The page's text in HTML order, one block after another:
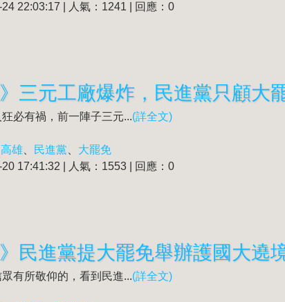
22:03:17 | 人氣：1241 | 回應：0
》三元工廠爆炸，民進黨只顧大
必有禍，前一陣子三元...(詳全文)
高雄 民進黨
大罷免
17:41:32 | 人氣：1553 | 回應：0
民進黨提大罷免舉辦護國大遶
有所敬仰的，看到民進...(詳全文)